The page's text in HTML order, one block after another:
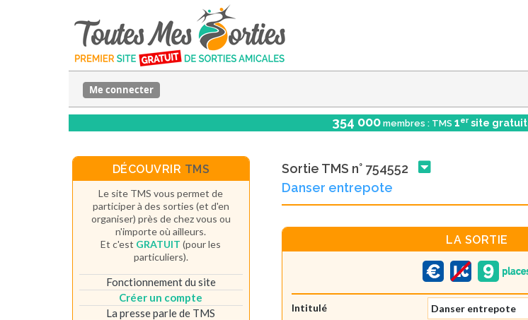
Me connecter
354 000 membres : TMS 1er site gratuit
Sortie TMS n° 754552
Danser entrepote
LA SORTIE
Intitulé
Danser entrepote
DÉCOUVRIR TMS
Le site TMS vous permet de
participer à des sorties (et d'en
organiser) près de chez vous ou
n'importe où ailleurs.
Et c'est GRATUIT (pour les
particuliers).
Fonctionnement du site
Créer un compte
La presse parle de TMS